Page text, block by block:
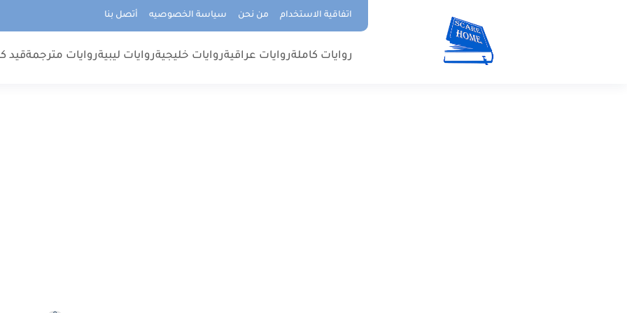
اتفاقية الاستخدام من نحن سياسة الخصوصيه أتصل بنا
روايات كاملةروايات عراقيةروايات خليجيةروايات ليبيةروايات مترجمةقيد